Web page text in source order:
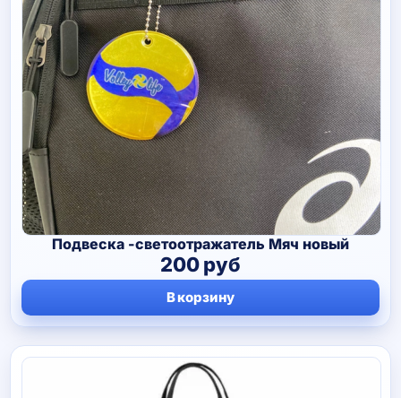
Подвеска -светоотражатель Мяч новый
200руб
В корзину